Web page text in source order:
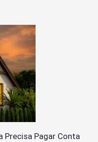
Precisa Pagar Conta